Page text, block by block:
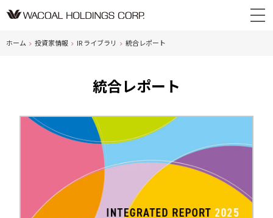
ホーム 投資家情報 IR ライブラリ 統合レポート
統合レポート